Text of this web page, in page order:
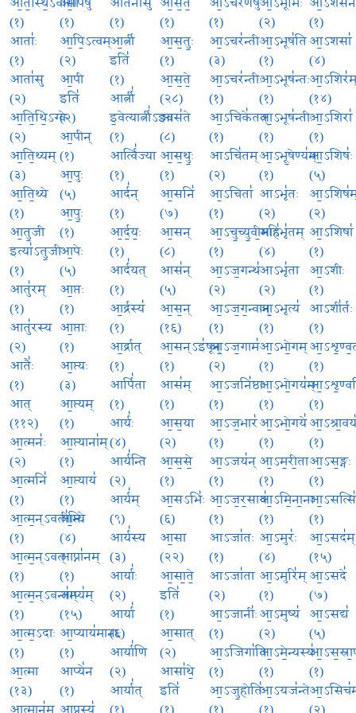
आ॒त॒स्थि॒ऽवांसा॑
(१)
आताः॑
(१)
आता॑सु
(२)
आ॒ति॒थि॒ऽग्वे
(२)
आ॒ति॒थ्यम्
(३)
आ॒ति॒थ्ये
(१)
आ॒तु॒जी
इत्या॑ऽतु॒जी
(१)
आतु॑रम्
(१)
आतु॑रस्य
(२)
आतैः॑
(१)
आत्
(११२)
आ॒त्मनः॑
(२)
आ॒त्मनि॑
(१)
आ॒त्म॒न्ऽवती॑भिः
(१)
आ॒त्म॒न्ऽवत्
(१)
आ॒त्म॒न्ऽवन्त॑म्
(१)
आ॒त्म॒ऽदाः
(१)
आ॒त्मा
(१३)
आ॒त्मान॑म्
आ॒पिषु॑
(१)
आ॒पि॒ऽत्वम्
(२)
आ॒पी
इति॑
(२)
आ॒पीन्
(१)
आ॒पुः
(५)
आ॒पुः॒
(१)
आ॒पेः
(५)
आ॒प्तः
(१)
आ॒प्ताः
(१)
आ॒प्त्यः
(३)
आ॒प्त्यम्
(१)
आ॒प्त्याना॑म्
(१)
आ॒प्त्याय॑
(१)
आ॒प्त्ये
(४)
आप्ना॑नम्
(१)
आप्य॑म्
(१५)
आ॒प्याय॑मानाः
(१)
आप्ये॑न
(१)
आ॒प्रस्य॑
आर्त॑नासु
(१)
आ॒र्त्नी
इति॑
(१)
आर्त्नी॑
इ॒वेत्यार्त्नी॑ऽइव
(१)
आर्त्वि॑ज्या
(१)
आर्द॑न्
(१)
आ॒र्द॒यः॒
(१)
आर्द॑यत्
(१)
आ॒र्द्रस्य॑
(१)
आ॒र्द्रात्
(१)
आर्पि॑ता
(१)
आर्यः॑
(४)
आर्य॑न्ति
(२)
आर्य॑म्
(९)
आर्य॑स्य
(३)
आर्याः॑
(२)
आर्या॑
(६)
आर्या॑णि
(२)
आर्या॑त्
(१)
आ॒स॒त॒
(१)
आ॒स॒तुः॒
(१)
आ॒स॒ते॒
(२८)
आस॑ते
(८)
आ॒स॒थुः॒
(१)
आ॒सनि॑
(७)
आ॒सन्
(८)
आस॑न्
(५)
आ॒स॒न्
(१६)
आ॒सन्ऽइ॑षून्
(१)
आस॑म्
(१)
आ॒स॒या
(२)
आ॒स॒से॒
(१)
आ॒सऽभिः॑
(६)
आ॒सा
(२२)
आ॒सा॒ते॒
इति॑
(१)
आ॒सात्
(२)
आसा॑थे॒
इति॑
(१)
आ॒ऽचर॑णेषु
(१)
आ॒ऽचर॑न्ती
(३)
आ॒ऽचर॑न्तीः
(१)
आ॒ऽचिके॑तत्
(१)
आऽचि॑तम्
(२)
आ॒ऽचिता॑
(१)
आ॒ऽचु॒च्यु॒वी॒महि॑
(१)
आ॒ऽज॒गन्थ॑
(२)
आ॒ऽज॒ग॒न्वान्
(१)
आ॒ऽज॒गाम॑
(२)
आ॒ऽजनि॑ष्ठाः
(१)
आ॒ऽज॒भार॑
(१)
आ॒ऽजय॑न्
(१)
आ॒ऽज॒र॒साय॑
(१)
आऽजा॑तः
(१)
आऽजा॑ता
(२)
आ॒ऽजानीः॑
(१)
आ॒ऽजिगा॑ति
(१)
आ॒ऽजु॒होति॑
(१)
आ॒ऽभूभिः॑
(२)
आ॒ऽभूष॑ति
(१)
आ॒ऽभूष॑न्तः
(१)
आ॒ऽभूष॑न्तीः
(१)
आ॒ऽभू॒षेण्य॑म्
(१)
आऽभृ॑तः
(२)
आऽभृ॑तम्
(४)
आऽभृ॑ता
(२)
आ॒ऽभृत्य॑
(१)
आ॒ऽभो॒गम्
(१)
आ॒ऽभो॒गय॑म्
(१)
आ॒ऽभो॒गये॑
(१)
आ॒ऽम॒री॒ता
(१)
आ॒ऽमि॒ना॒ना
(१)
आ॒ऽमुरः॑
(४)
आ॒ऽमुरि॑म्
(१)
आ॒ऽमुष्य॑
(२)
आ॒ऽमे॒न्यस्य॑
(१)
आ॒ऽयज॑न्ते
(१)
(१)
आ॒ऽशसा॑
(४)
(१४)
आ॒ऽशिरा॑
(१)
आ॒ऽशिषः॑
(५)
(२)
आ॒ऽशिषा॑
(१)
आ॒ऽशीः
(१)
आऽशी॑र्तः
(१)
(१)
(१)
(१)
आ॒ऽस॒ङ्गः
(१)
आ॒ऽसत्सि॑
(१)
आ॒ऽसद॑म्
(१५)
आ॒ऽसदे॑
(७)
आ॒ऽसद्य॑
(५)
(१)
(२)